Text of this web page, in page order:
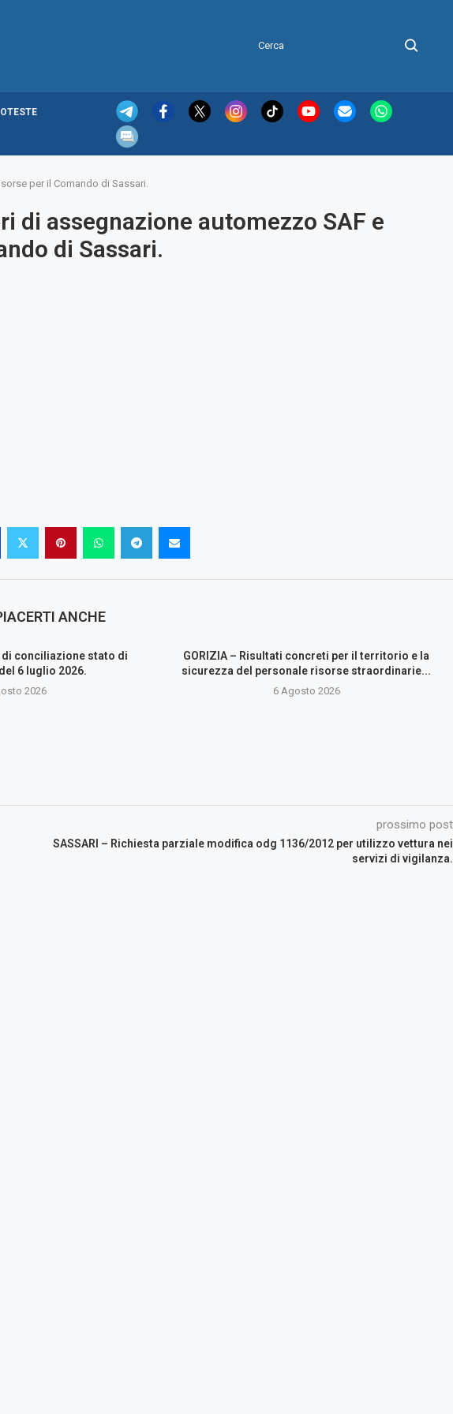
per il Comando di Sassari.
di assegnazione automezzo SAF e
di Sassari.
ANCHE
di conciliazione stato di
6 luglio 2026.
2026
GORIZIA – Risultati concreti per il territorio e la
sicurezza del personale risorse straordinarie...
6 Agosto 2026
prossimo post
SASSARI – Richiesta parziale modifica odg 1136/2012 per utilizzo vettura nei
servizi di vigilanza.